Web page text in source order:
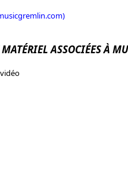
MATÉRIEL ASSOCIÉES À